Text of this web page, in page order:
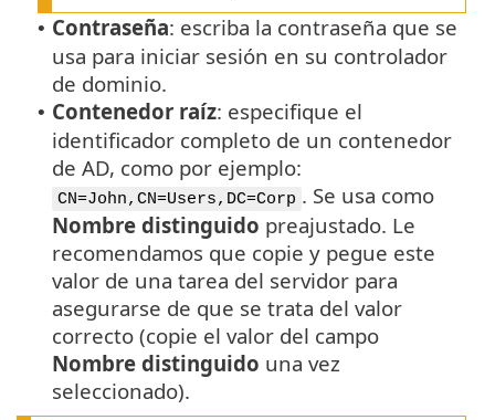
• Contraseña: escriba la contraseña que se
usa para iniciar sesión en su controlador
de dominio.
• Contenedor raíz: especifique el
identificador completo de un contenedor
de AD, como por ejemplo:
CN=John,CN=Users,DC=Corp . Se usa como
Nombre distinguido preajustado. Le
recomendamos que copie y pegue este
valor de una tarea del servidor para
asegurarse de que se trata del valor
correcto (copie el valor del campo
Nombre distinguido una vez
seleccionado).